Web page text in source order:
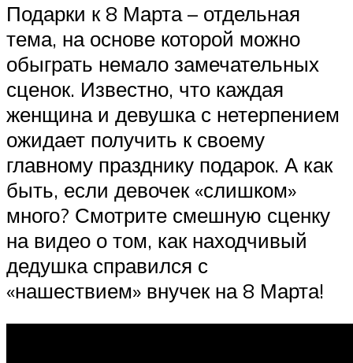
Подарки к 8 Марта – отдельная
тема, на основе которой можно
обыграть немало замечательных
сценок. Известно, что каждая
женщина и девушка с нетерпением
ожидает получить к своему
главному празднику подарок. А как
быть, если девочек «слишком»
много? Смотрите смешную сценку
на видео о том, как находчивый
дедушка справился с
«нашествием» внучек на 8 Марта!